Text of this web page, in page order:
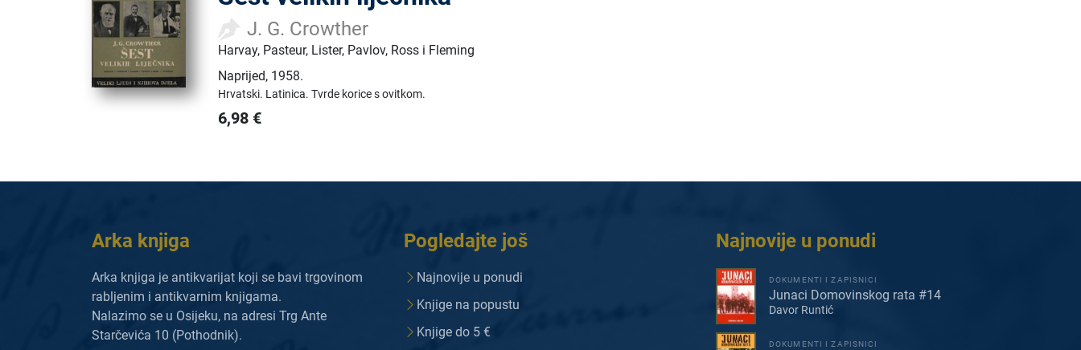
J. G. Crowther
Harvay, Pasteur, Lister, Pavlov, Ross i Fleming
Naprijed, 1958.
Hrvatski. Latinica.Tvrde korice s ovitkom.
6,98 €
Arka knjiga
Arka knjiga je antikvarijat koji se bavi trgovinom
rabljenim i antikvarnim knjigama.
Nalazimo se u Osijeku, na adresi Trg Ante
Starčevića 10 (Pothodnik).
Pogledajte još
Najnovije u ponudi
Knjige na popustu
Knjige do 5 €
Najnovije u ponudi
DOKUMENTI I ZAPISNICI
Junaci Domovinskog rata #14
Davor Runtić
DOKUMENTI I ZAPISNICI